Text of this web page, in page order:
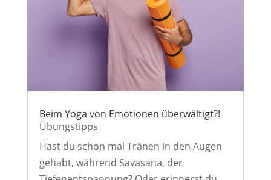
Beim Yoga von Emotionen überwältigt?!
Übungstipps
Hast du schon mal Tränen in den Augen
gehabt, während Savasana, der